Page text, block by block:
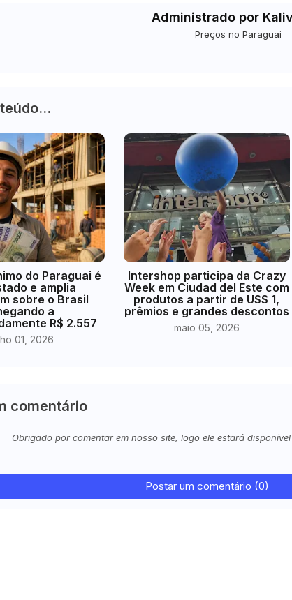
Administrado por
Preços no Paraguai
do Paraguai é
e amplia
sobre o Brasil
a
R$ 2.557
01, 2026
Intershop participa da Crazy
Week em Ciudad del Este com
produtos a partir de US$ 1,
prêmios e grandes descontos
maio 05, 2026
comentário
Obrigado por comentar em nosso site, logo ele estará
Postar um comentário (0)